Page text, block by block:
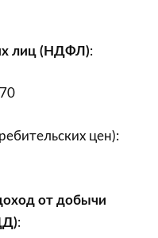
лиц (НДФЛ):
цен):
от добычи
: